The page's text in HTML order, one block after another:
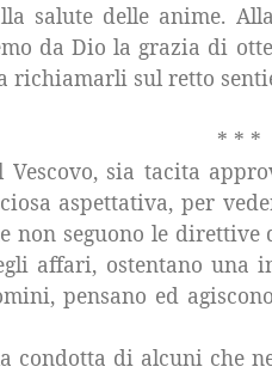
salute delle anime.
da Dio la grazia di
richiamarli sul retto
* * *
sia tacita
aspettativa, per
non seguono le
affari, ostentano una
pensano ed
condotta di alcuni che